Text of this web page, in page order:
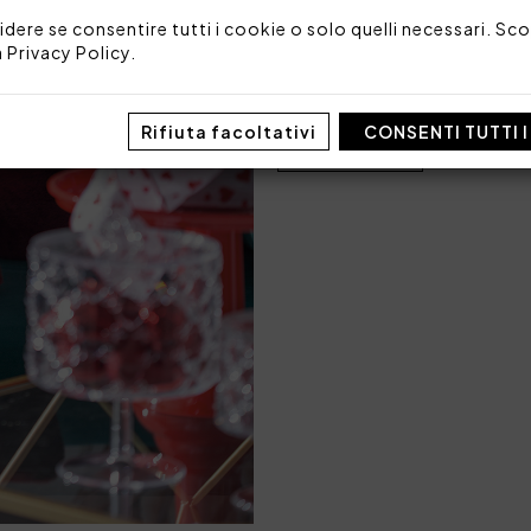
se consentire tutti i cookie o solo quelli necessari.
Privacy Policy
Rifiuta facoltativi CONSENTI TUTTI
Codice: 104090013
TAGLIA/MISURA
GRANDE